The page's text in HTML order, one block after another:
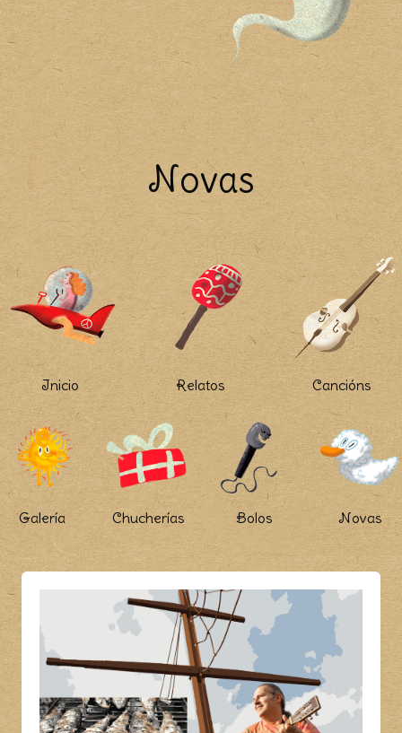
Novas
Inicio Relatos Cancións
Galería Chucherías Bolos Novas